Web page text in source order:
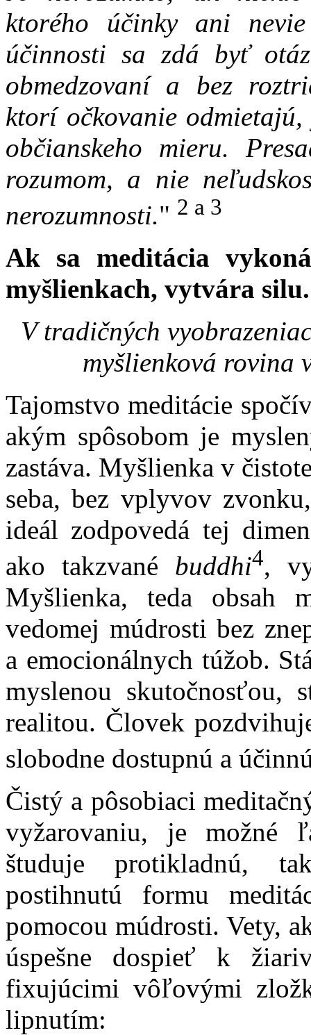
ktorého účinky ani
účinnosti sa zdá byť
obmedzovaní a bez
ktorí očkovanie
občianskeho mieru.
rozumom, a nie
nerozumnosti." 2 a 3
Ak sa meditácia
myšlienkach, vytvára silu.
V tradičných
myšlienková rovina
Tajomstvo meditácie
akým spôsobom je
zastáva. Myšlienka v
seba, bez vplyvov
ideál zodpovedá tej
ako takzvané buddhi4,
Myšlienka, teda obsah
vedomej múdrosti bez
a emocionálnych túžob.
myslenou skutočnosťou,
realitou. Človek
slobodne dostupnú a
Čistý a pôsobiaci
vyžarovaniu, je možné
študuje protikladnú,
postihnutú formu
pomocou múdrosti. Vety,
úspešne dospieť k
fixujúcimi vôľovými
lipnutím: